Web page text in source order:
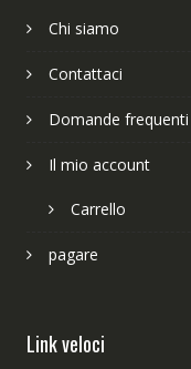
Chi siamo
Contattaci
Domande frequenti
Il mio account
Carrello
pagare
Link veloci